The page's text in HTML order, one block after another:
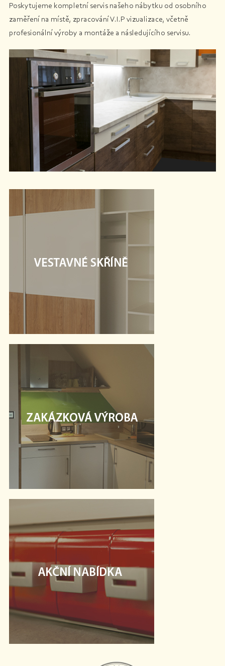
Poskytujeme kompletní servis našeho nábytku od osobního
zaměření na místě, zpracování V.I.P vizualizace, včetně
profesionální výroby a montáže a následujícího servisu.